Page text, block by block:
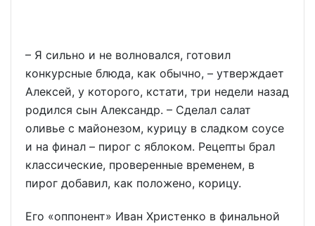
– Я сильно и не волновался, готовил
конкурсные блюда, как обычно, – утверждает
Алексей, у которого, кстати, три недели назад
родился сын Александр. – Сделал салат
оливье с майонезом, курицу в сладком соусе
и на финал – пирог с яблоком. Рецепты брал
классические, проверенные временем, в
пирог добавил, как положено, корицу.
Его «оппонент» Иван Христенко в финальной